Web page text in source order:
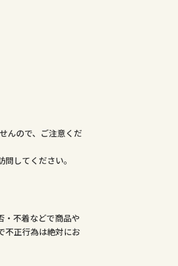
んので、ご注意くだ
してください。
・不着などで商品や
不正行為は絶対にお